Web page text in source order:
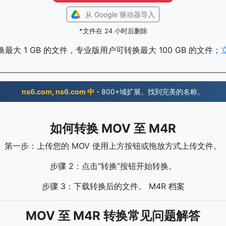
从 Google 驱动器导入
*文件在 24 小时后删除
最大 1 GB 的文件，专业版用户可转换最大 100 GB 的文件；
ns6.com, ns6.com 中 - 800+域扩展。找到完美的名称。
如何转换 MOV 至 M4R
第一步：上传您的 MOV 使用上方按钮或拖放方式上传文件。
步骤 2：点击“转换”按钮开始转换。
步骤 3：下载转换后的文件。 M4R 档案
MOV 至 M4R 转换常见问题解答